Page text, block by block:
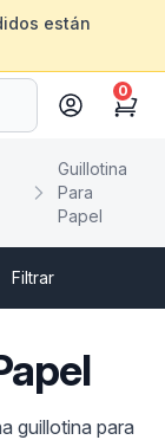
están
Cart
0
Guillotina
Para
Papel
Filtrar
guillotina para